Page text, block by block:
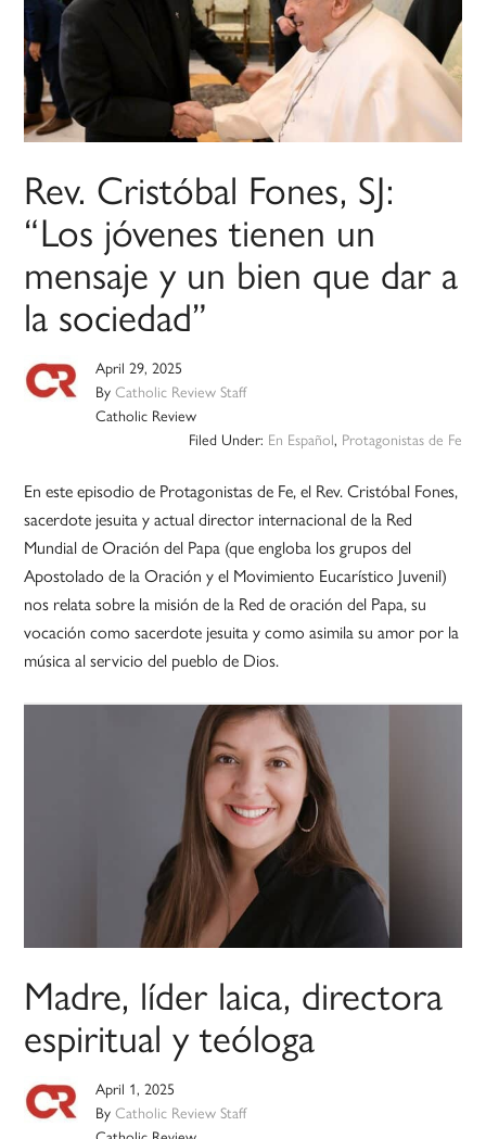
Rev. Cristóbal Fones, SJ:
“Los jóvenes tienen un
mensaje y un bien que dar a
la sociedad”
April 29, 2025
ByCatholic Review Staff
Catholic Review
Filed Under: En Español, Protagonistas de Fe
En este episodio de Protagonistas de Fe, el Rev. Cristóbal Fones,
sacerdote jesuita y actual director internacional de la Red
Mundial de Oración del Papa (que engloba los grupos del
Apostolado de la Oración y el Movimiento Eucarístico Juvenil)
nos relata sobre la misión de la Red de oración del Papa, su
vocación como sacerdote jesuita y como asimila su amor por la
música al servicio del pueblo de Dios.
Madre, líder laica, directora
espiritual y teóloga
April 1, 2025
ByCatholic Review Staff